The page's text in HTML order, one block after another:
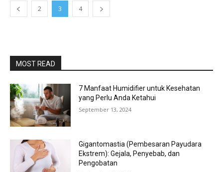
2 3 4
MOST READ
7 Manfaat Humidifier untuk Kesehatan
yang Perlu Anda Ketahui
September 13, 2024
Gigantomastia (Pembesaran Payudara
Ekstrem): Gejala, Penyebab, dan
Pengobatan